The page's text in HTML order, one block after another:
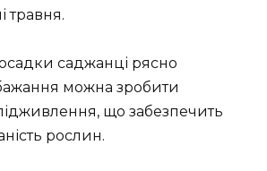
травня.
саджанці рясно
можна зробити
що забезпечить
рослин.